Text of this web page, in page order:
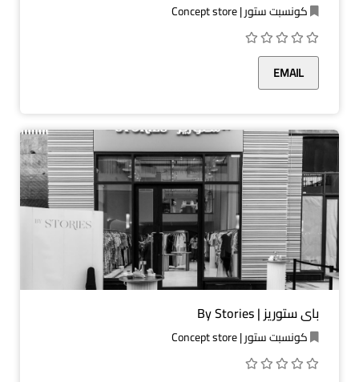
كونسبت ستور | Concept store
EMAIL
باي ستوريز | By Stories
كونسبت ستور | Concept store